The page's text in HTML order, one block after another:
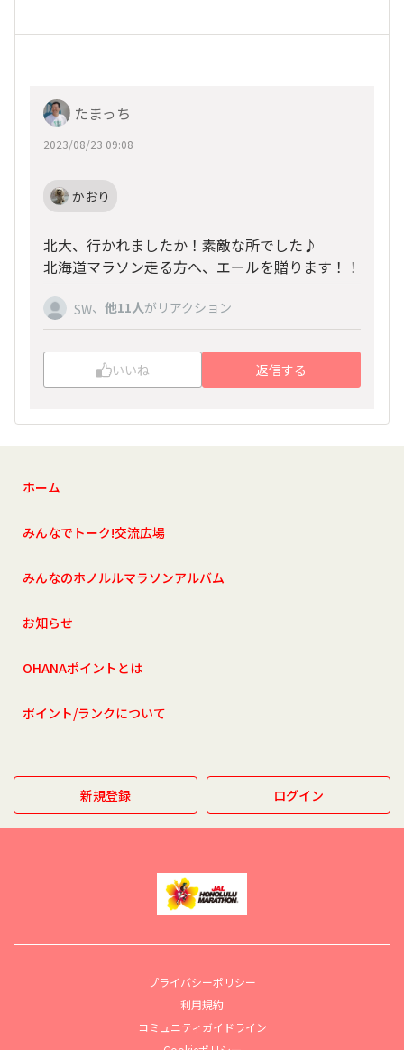
たまっち
2023/08/23 09:08
かおり
北大、行かれましたか！素敵な所でした♪
北海道マラソン走る方へ、エールを贈ります！！
SW、 他11人がリアクション
いいね 返信する
ホーム
みんなでトーク!交流広場
みんなのホノルルマラソンアルバム
お知らせ
OHANAポイントとは
ポイント/ランクについて
新規登録 ログイン
プライバシーポリシー
利用規約
コミュニティガイドライン